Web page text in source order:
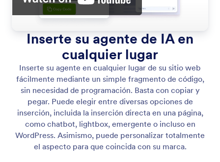
Inserte su agente de IA en
cualquier lugar
Inserte su agente en cualquier lugar de su sitio web
fácilmente mediante un simple fragmento de código,
sin necesidad de programación. Basta con copiar y
pegar. Puede elegir entre diversas opciones de
inserción, incluida la inserción directa en una página,
como chatbot, lightbox, emergente o incluso en
WordPress. Asimismo, puede personalizar totalmente
el aspecto para que coincida con su marca.